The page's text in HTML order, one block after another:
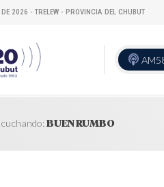
2026 - TRELEW - PROVINCIA DEL CHUBUT
BUEN RUMBO